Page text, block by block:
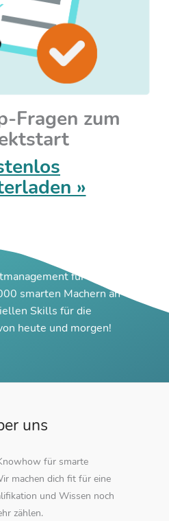
Fragen zum
»
für Macher
smarten Machern an
Skills für die
heute und morgen!
uns
für smarte
machen dich fit für eine
und Wissen noch
zählen.